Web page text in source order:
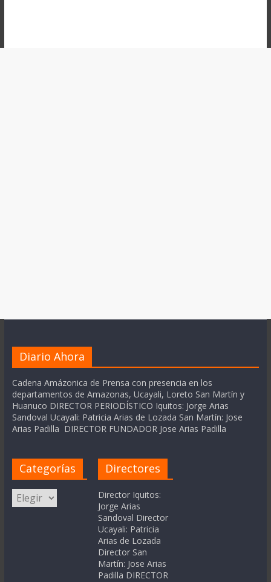
Diario Ahora
Cadena Amázonica de Prensa con presencia en los
departamentos de Amazonas, Ucayali, Loreto San Martín y
Huanuco DIRECTOR PERIODÍSTICO Iquitos: Jorge Arias
Sandoval Ucayali: Patricia Arias de Lozada San Martín: Jose
Arias Padilla DIRECTOR FUNDADOR Jose Arias Padilla
Categorías
Categorías
Directores
Director Iquitos:
Jorge Arias
Sandoval Director
Ucayali: Patricia
Arias de Lozada
Director San
Martín: Jose Arias
Padilla DIRECTOR